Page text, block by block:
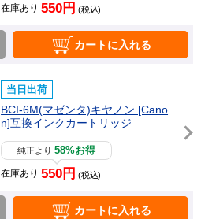
在庫あり 550円 (税込)
カートに入れる
当日出荷
BCI-6M(マゼンタ)キヤノン [Cano
n]互換インクカートリッジ
純正より58%お得
在庫あり 550円 (税込)
カートに入れる